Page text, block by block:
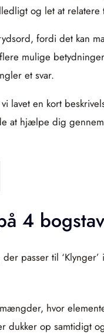
og let at
fordi det kan
mulige
et svar.
lavet en kort
at hjælpe dig
4
passer til
hvor
dukker op samtidigt